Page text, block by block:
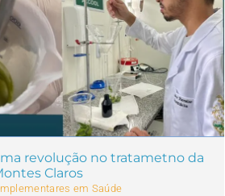
revolução no tratametno da
Claros
em Saúde